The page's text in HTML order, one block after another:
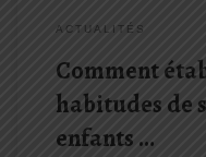
ACTUALITÉS
Comment
habitudes de
enfants …